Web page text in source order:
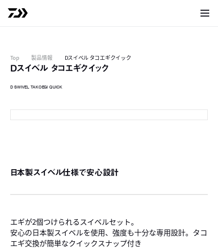
サイ
Top 製品情報 Dスイベル タコエギクイック
Dスイベル タコエギクイック
D SWIVEL TAKOEGI QUICK
日本製スイベル仕様で安心設計
エギが2個つけられるスイベルセット。
安心の日本製スイベルを使用、強度も十分な専用設計。タコ
エギ交換が簡単なクイックスナップ付き